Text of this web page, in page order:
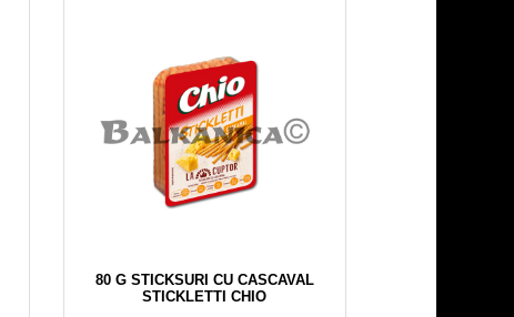
80 G STICKSURI CU CASCAVAL
STICKLETTI CHIO